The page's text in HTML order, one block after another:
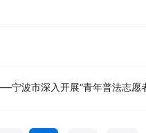
波市深入开展“青年普法志愿